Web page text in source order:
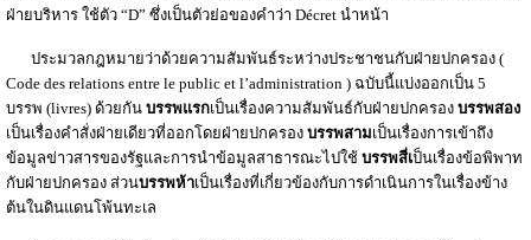
ฝ่ายบริหาร ใช้ตัว “D” ซึ่งเป็นตัวย่อของคำว่า Décret นำหน้า
ประมวลกฎหมายว่าด้วยความสัมพันธ์ระหว่างประชาชนกับฝ่ายปกครอง (
Code des relations entre le public et l’administration ) ฉบับนี้แบ่งออกเป็น 5
บรรพ (livres) ด้วยกัน บรรพแรกเป็นเรื่องความสัมพันธ์กับฝ่ายปกครอง บรรพสอง
เป็นเรื่องคำสั่งฝ่ายเดียวที่ออกโดยฝ่ายปกครอง บรรพสามเป็นเรื่องการเข้าถึง
ข้อมูลข่าวสารของรัฐและการนำข้อมูลสาธารณะไปใช้ บรรพสี่เป็นเรื่องข้อพิพาท
กับฝ่ายปกครอง ส่วนบรรพห้าเป็นเรื่องที่เกี่ยวข้องกับการดำเนินการในเรื่องข้าง
ต้นในดินแดนโพ้นทะเล